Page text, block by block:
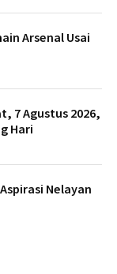
Arsenal Usai
7 Agustus 2026,
Hari
Nelayan